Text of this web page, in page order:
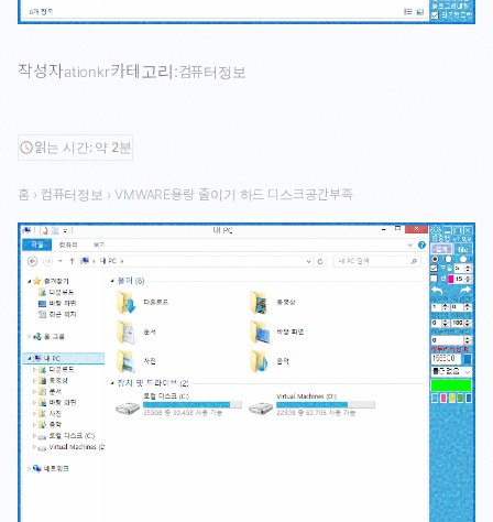
작성자ationkr카테고리:컴퓨터정보
schedule읽는 시간: 약 2분
홈 › 컴퓨터정보 › VMWARE용량 줄이기 하드 디스크공간부족